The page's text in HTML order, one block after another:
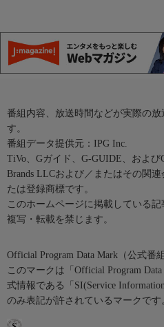
番組内容、放送時間などが実際の
す。
番組データ提供元：IPG Inc.
TiVo、Gガイド、G-GUIDE、およ
Brands LLCおよび／またはその関
たは登録商標です。
このホームページに掲載している
複写・転載を禁じます。
Official Program Data Mark（公式番
このマークは「Official Program
式情報である「SI(Service
のみ表記が許されているマークです